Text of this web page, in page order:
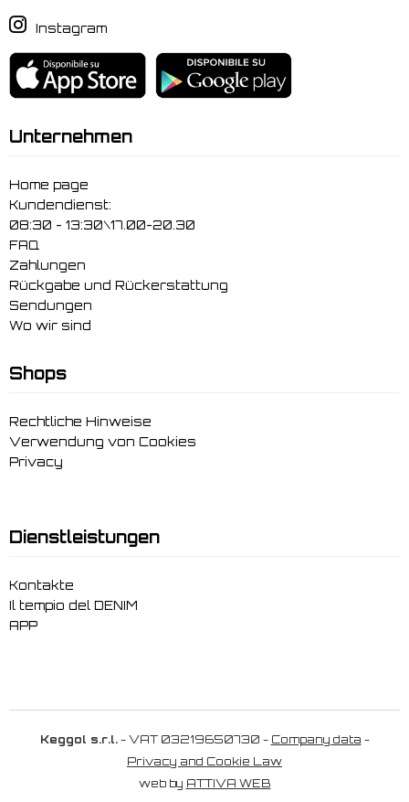
Instagram
Unternehmen
Home page
Kundendienst:
08:30 - 13:30\17.00-20.30
FAQ
Zahlungen
Rückgabe und Rückerstattung
Sendungen
Wo wir sind
Shops
Rechtliche Hinweise
Verwendung von Cookies
Privacy
Dienstleistungen
Kontakte
Il tempio del DENIM
APP
Keggol s.r.l.- VAT 03219650730 - Company data -
Privacy and Cookie Law
web by ATTIVA WEB